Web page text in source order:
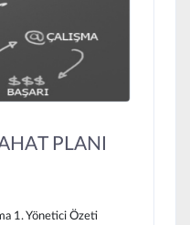
PLANI
1. Yönetici Özeti